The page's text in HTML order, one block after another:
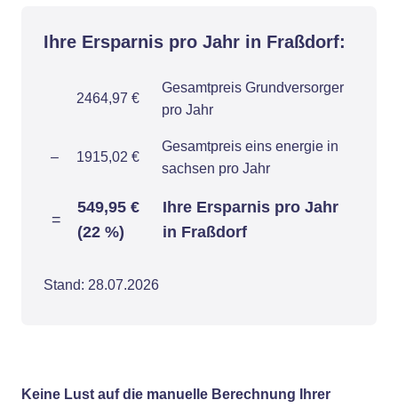
Ihre Ersparnis pro Jahr in Fraßdorf:
2464,97 €
Gesamtpreis Grundversorger
pro Jahr
– 1915,02 €
Gesamtpreis eins energie in
sachsen pro Jahr
=
549,95 €
(22 %)
Ihre Ersparnis pro Jahr
in Fraßdorf
Stand: 28.07.2026
Keine Lust auf die manuelle Berechnung Ihrer